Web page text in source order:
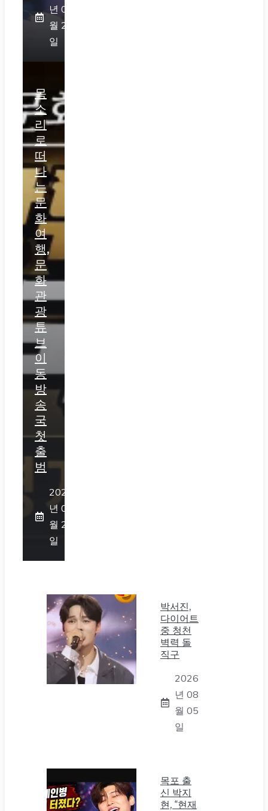
년 07
월 28
일
목
소
리
로
떠
나
는
문
화
여
행,
문
화
관
광
튜
브
이
동
방
송
국
첫
출
범
2026
년 07
월 25
일
박서진,
다이어트
중 청천
벽력 돌
직구
2026
년 08
월 05
일
목포 출
신 박지
현, “현재